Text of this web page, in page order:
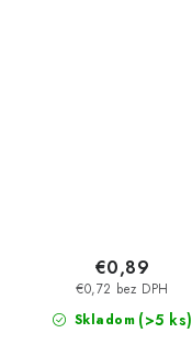
Skladom (>5 ks)
€0,72 bez DPH
€0,89